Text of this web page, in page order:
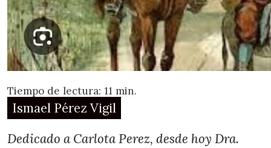
Tiempo de lectura: 11 min.
Ismael Pérez Vigil
Dedicado a Carlota Perez, desde hoy Dra.